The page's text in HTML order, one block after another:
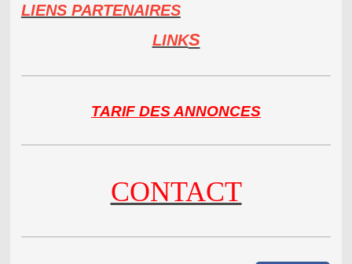
LIENS PARTENAIRES
LINKS
TARIF DES ANNONCES
CONTACT